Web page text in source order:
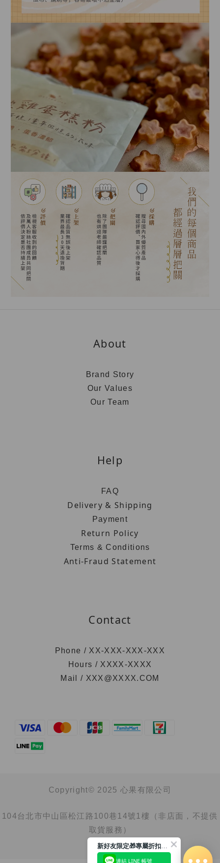
About
Brand Story
Our Values
Our Team
Help
FAQ
Delivery & Shipping
Payment
Return Policy
Terms & Conditions
Anti-Fraud Statement
Contact
Phone / XX-XXX-XXX-XXX
Hours / XXXX-XXXX
Mail / XXX@XXXX.COM
Copyright© 2025 心果有限公司
104台北市中山區松江路100巷14號1樓（非店面，不提供
取貨服務）
新好友限定🎁專屬折扣馬上領
連結 LINE 帳號